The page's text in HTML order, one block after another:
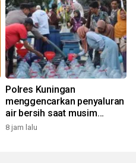
Polres Kuningan
menggencarkan penyaluran
air bersih saat musim
kemarau
8 jam lalu